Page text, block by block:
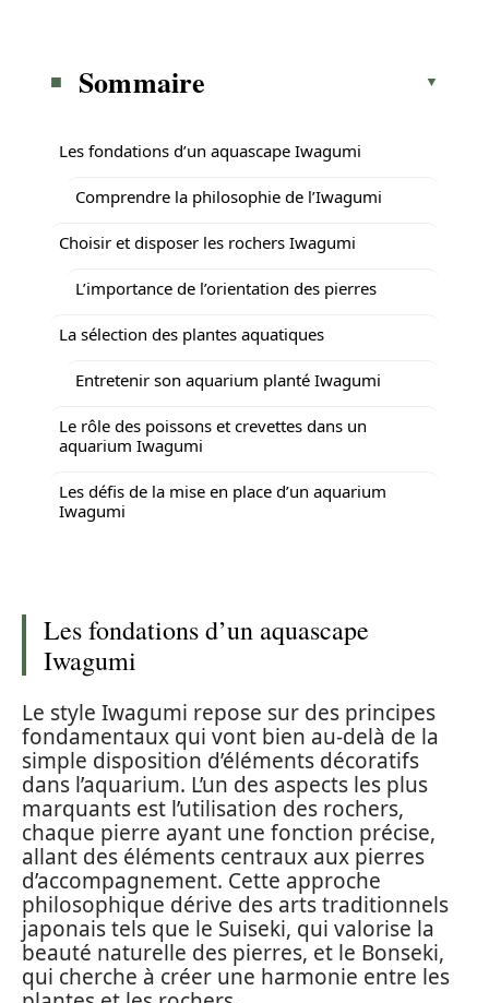
Sommaire
Les fondations d’un aquascape Iwagumi
Comprendre la philosophie de l’Iwagumi
Choisir et disposer les rochers Iwagumi
L’importance de l’orientation des pierres
La sélection des plantes aquatiques
Entretenir son aquarium planté Iwagumi
Le rôle des poissons et crevettes dans un
aquarium Iwagumi
Les défis de la mise en place d’un aquarium
Iwagumi
Les fondations d’un aquascape
Iwagumi
Le style Iwagumi repose sur des principes
fondamentaux qui vont bien au-delà de la
simple disposition d’éléments décoratifs
dans l’aquarium. L’un des aspects les plus
marquants est l’utilisation des rochers,
chaque pierre ayant une fonction précise,
allant des éléments centraux aux pierres
d’accompagnement. Cette approche
philosophique dérive des arts traditionnels
japonais tels que le Suiseki, qui valorise la
beauté naturelle des pierres, et le Bonseki,
qui cherche à créer une harmonie entre les